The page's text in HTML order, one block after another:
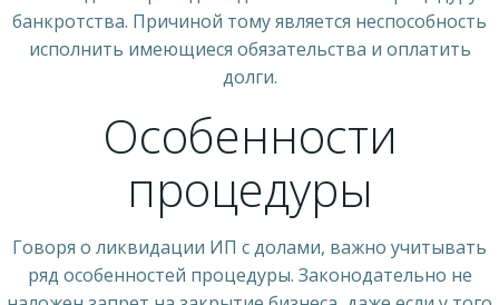
банкротства. Причиной тому является неспособность
исполнить имеющиеся обязательства и оплатить
долги.
Особенности
процедуры
Говоря о ликвидации ИП с долами, важно учитывать
ряд особенностей процедуры. Законодательно не